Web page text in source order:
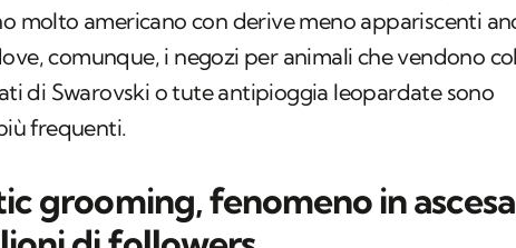
molto americano con derive meno appariscenti
comunque, i negozi per animali che vendono
di Swarovski o tute antipioggia leopardate sono
frequenti.
grooming, fenomeno in ascesa